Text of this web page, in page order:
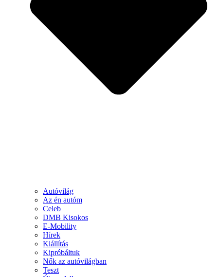
Autóvilág
Az én autóm
Celeb
DMB Kisokos
E-Mobility
Hírek
Kiállítás
Kipróbáltuk
Nők az autóvilágban
Teszt